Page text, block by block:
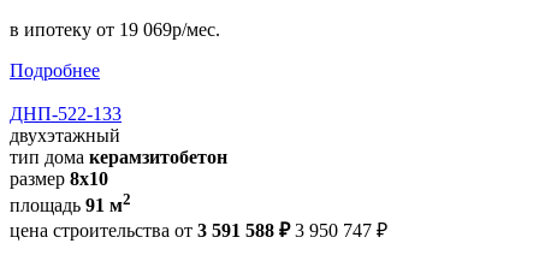
в ипотеку от 19 069р/мес.
Подробнее
ДНП-522-133
двухэтажный
тип дома керамзитобетон
размер 8х10
площадь 91 м2
цена строительства от 3 591 588 ₽ 3 950 747 ₽